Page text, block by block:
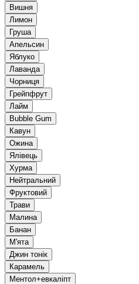
Вишня
Лимон
Груша
Апельсин
Яблуко
Лаванда
Чорниця
Грейпфрут
Лайм
Bubble Gum
Кавун
Ожина
Ялівець
Хурма
Нейтральний
Фруктовий
Трави
Малина
Банан
М'ята
Джин тонік
Карамель
Ментол+евкаліпт